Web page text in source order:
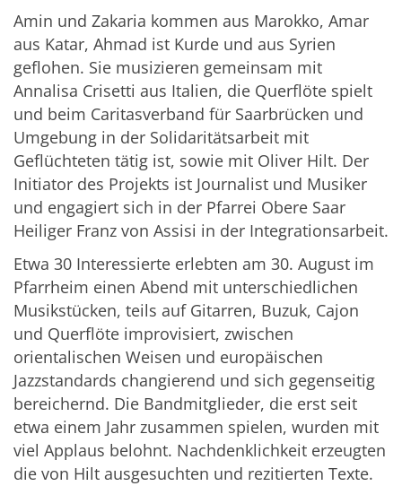
Amin und Zakaria kommen aus Marokko, Amar
aus Katar, Ahmad ist Kurde und aus Syrien
geflohen. Sie musizieren gemeinsam mit
Annalisa Crisetti aus Italien, die Querflöte spielt
und beim Caritasverband für Saarbrücken und
Umgebung in der Solidaritätsarbeit mit
Geflüchteten tätig ist, sowie mit Oliver Hilt. Der
Initiator des Projekts ist Journalist und Musiker
und engagiert sich in der Pfarrei Obere Saar
Heiliger Franz von Assisi in der Integrationsarbeit.
Etwa 30 Interessierte erlebten am 30. August im
Pfarrheim einen Abend mit unterschiedlichen
Musikstücken, teils auf Gitarren, Buzuk, Cajon
und Querflöte improvisiert, zwischen
orientalischen Weisen und europäischen
Jazzstandards changierend und sich gegenseitig
bereichernd. Die Bandmitglieder, die erst seit
etwa einem Jahr zusammen spielen, wurden mit
viel Applaus belohnt. Nachdenklichkeit erzeugten
die von Hilt ausgesuchten und rezitierten Texte.